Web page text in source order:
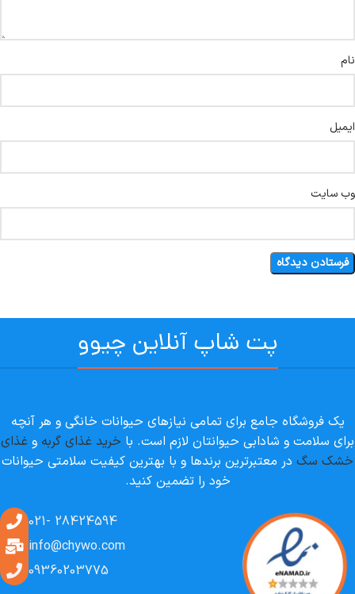
نام
ایمیل
وب‌ سایت
پت شاپ آنلاین چیوو
یک فروشگاه جامع برای تمامی نیازهای حیوانات خانگی و هر آنچه
برای سلامت و شادابی حیوانتان لازم است. با خرید غذای گربه و غذای
خشک سگ در معتبرترین برندها و با بهترین کیفیت سلامتی حیوانات
خود را تضمین کنید.
28424594 -021
info@chywo.com
09360203775